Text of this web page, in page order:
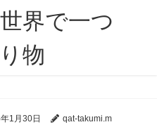
界で一つ
物
1月30日 qat-takumi.m